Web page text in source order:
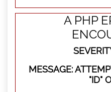
A PHP
MESSAGE:
"ID"